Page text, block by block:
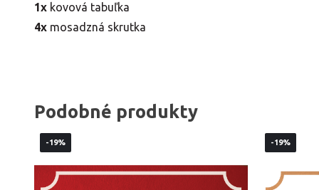
1x kovová tabuľka
4x mosadzná skrutka
Podobné produkty
-19% -19%